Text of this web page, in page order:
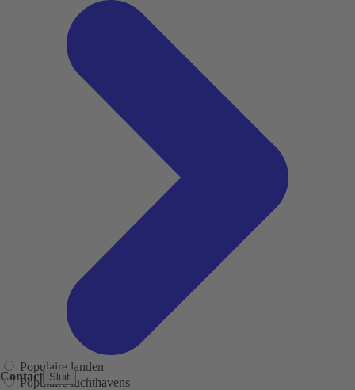
Contact Sluit
Populaire landen
Populaire luchthavens